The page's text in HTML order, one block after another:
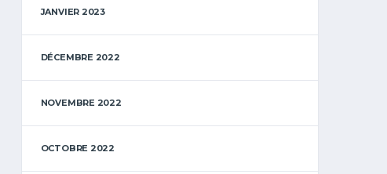
JANVIER 2023
DÉCEMBRE 2022
NOVEMBRE 2022
OCTOBRE 2022